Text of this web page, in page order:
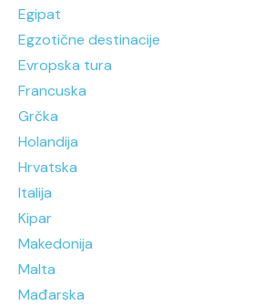
Egipat
Egzotične destinacije
Evropska tura
Francuska
Grčka
Holandija
Hrvatska
Italija
Kipar
Makedonija
Malta
Mađarska